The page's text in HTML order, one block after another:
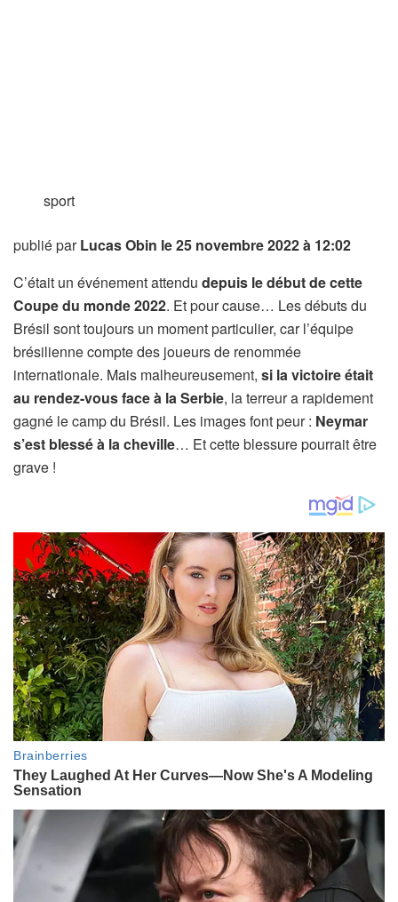
sport
publié parLucas Obin le 25 novembre 2022 à 12:02
C’était un événement attendu depuis le début de cette
Coupe du monde 2022. Et pour cause… Les débuts du
Brésil sont toujours un moment particulier, car l’équipe
brésilienne compte des joueurs de renommée
internationale. Mais malheureusement, si la victoire était
au rendez-vous face à la Serbie, la terreur a rapidement
gagné le camp du Brésil. Les images font peur : Neymar
s’est blessé à la cheville… Et cette blessure pourrait être
grave !